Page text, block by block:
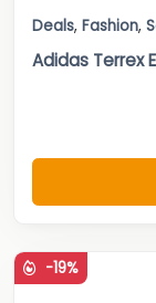
Deals, Fashion,
Adidas Terrex
-19%